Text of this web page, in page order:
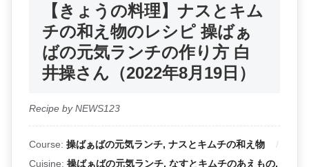
【きょうの料理】ナスとキム
チの和え物のレシピ 操ばぁ
ばの元気ランチの作り方 白
井操さん（2022年8月19日）
Recipe by NEWS123
Course: 操ばぁばの元気ランチ, ナスとキムチの和え物
Cuisine: 操ばぁばの元気ランチ, なすとキムチのあえもの,